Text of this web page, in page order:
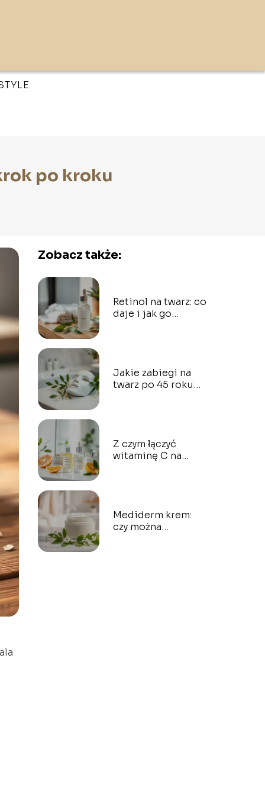
po kroku
Zobacz także:
Retinol na twarz: co
daje i jak go
Jakie zabiegi na
twarz po 45 roku
Z czym łączyć
witaminę C na
Mediderm krem:
czy można